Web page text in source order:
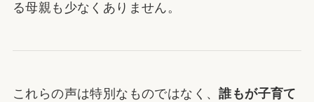
る母親も少なくありません。
これらの声は特別なものではなく、誰もが子育て